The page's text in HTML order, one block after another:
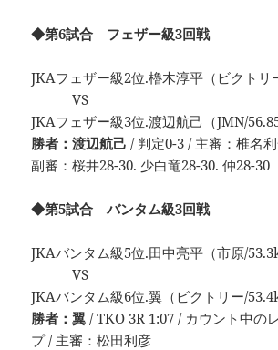
◆第6試合 フェザー級3回戦
JKAフェザー級2位.櫓木淳平（ビクトリ
VS
JKAフェザー級3位.渡辺航己（JMN/
勝者：渡辺航己 / 判定0-3 / 主審：椎名
副審：桜井28-30. 少白竜28-30. 仲28-30
◆第5試合 バンタム級3回戦
JKAバンタム級5位.田中亮平（市原/
VS
JKAバンタム級6位.翼（ビクトリー/
勝者：翼 / TKO 3R 1:07 / カウント中の
プ / 主審：松田利彦